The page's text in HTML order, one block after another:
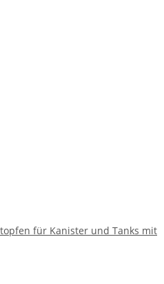
für Kanister und Tanks mit